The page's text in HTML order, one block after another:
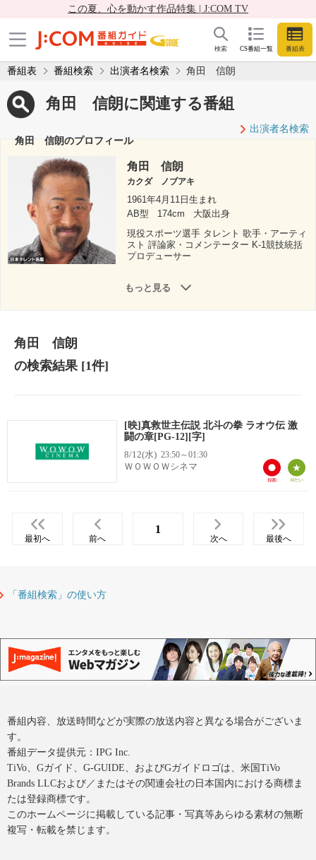
この夏、心を動かす作品特集 | J:COM TV
CS番組一覧 番組表
検索
番組表 番組検索 出演者名検索 角田 信朗
角田 信朗に関連する番組
出演者名検索
角田 信朗のプロフィール
角田 信朗
カクダ ノブアキ
1961年4月11日生まれ
AB型
174cm
大阪出身
現役スポーツ選手 タレント 歌手・アーティ
スト 評論家・コメンテーター K-1競技統括
プロデューサー
もっと見る
角田 信朗
の検索結果[1件]
[映]真救世主伝説 北斗の拳 ラオウ伝 激
闘の章[PG-12][字]
8/12(水) 23:50～01:30
ＷＯＷＯＷシネマ
最初へ 前へ
1
次へ 最後へ
「番組検索」の使い方
番組内容、放送時間などが実際の放送内容と異なる場合がございま
す。
番組データ提供元：IPG Inc.
TiVo、Gガイド、G-GUIDE、およびGガイドロゴは、米国TiVo
Brands LLCおよび／またはその関連会社の日本国内における商標ま
たは登録商標です。
このホームページに掲載している記事・写真等あらゆる素材の無断
複写・転載を禁じます。